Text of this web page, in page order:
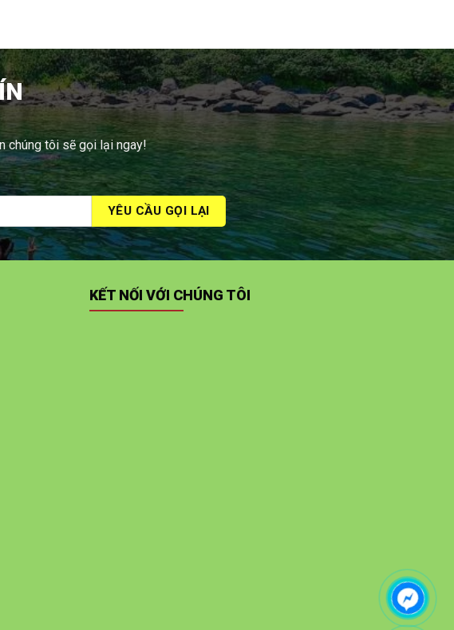
chúng tôi sẽ gọi lại ngay!
KẾT NỐI VỚI CHÚNG TÔI